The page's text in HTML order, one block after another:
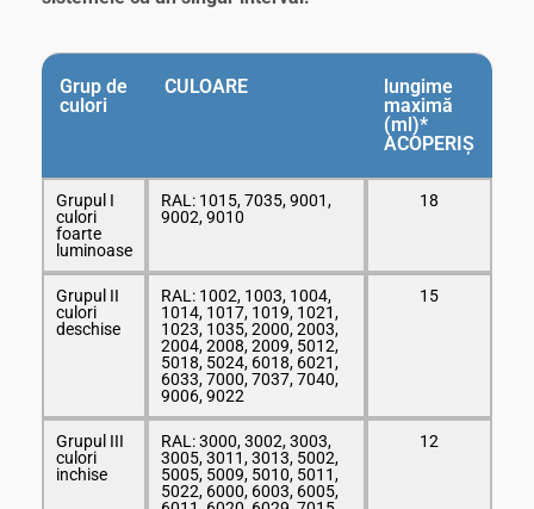
Grup de
culori
CULOARE
lungime
maximă
(ml)*
ACOPERIȘ
Grupul I
culori
foarte
luminoase
RAL: 1015, 7035, 9001,
9002, 9010
18
Grupul II
culori
deschise
RAL: 1002, 1003, 1004,
1014, 1017, 1019, 1021,
1023, 1035, 2000, 2003,
2004, 2008, 2009, 5012,
5018, 5024, 6018, 6021,
6033, 7000, 7037, 7040,
9006, 9022
15
Grupul III
culori
inchise
RAL: 3000, 3002, 3003,
3005, 3011, 3013, 5002,
5005, 5009, 5010, 5011,
5022, 6000, 6003, 6005,
12